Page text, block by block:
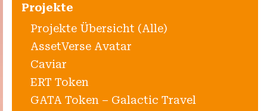
Projekte
Projekte Übersicht (Alle)
AssetVerse Avatar
Caviar
ERT Token
GATA Token – Galactic Travel